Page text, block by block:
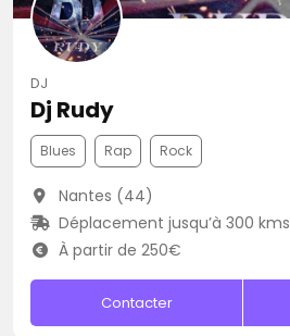
DJ
Dj Rudy
Blues Rap Rock
Nantes (44)
Déplacement jusqu’à 300 kms
À partir de 250€
Contacter